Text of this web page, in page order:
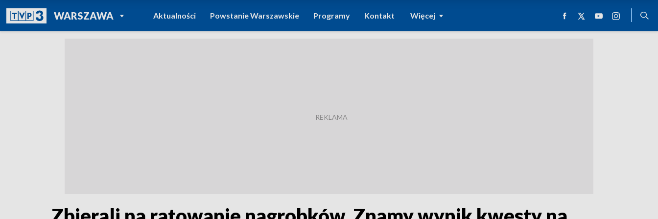
WARSZAWAPOWRÓT DO
TVP REGIONY
Aktualności Powstanie Warszawskie Programy Kontakt Więcej